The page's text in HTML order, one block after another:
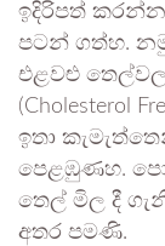
ඉදිරිපත්
පටන් ගත්හ.
එළවළු
(Cholesterol
ඉතා
පෙළඹුණහ.
තෙල් මිල දී
අතර පමණි.